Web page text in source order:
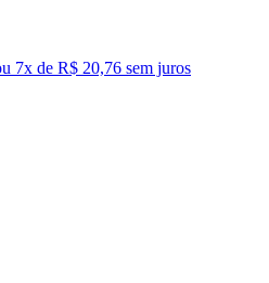
7x de R$ 20,76 sem juros